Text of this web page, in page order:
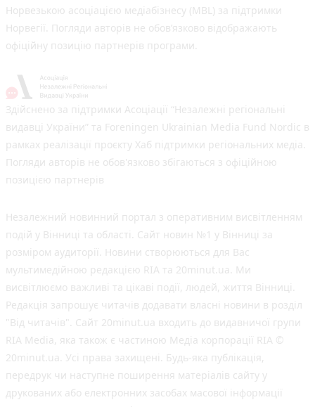
Норвезькою асоціацією медіабізнесу (MBL) за підтримки
Норвегії. Погляди авторів не обов’язково відображають
офіційну позицію партнерів програми.
Здійснено за підтримки Асоціації “Незалежні регіональні
видавці України” та Foreningen Ukrainian Media Fund Nordic в
рамках реалізації проєкту Хаб підтримки регіональних медіа.
Погляди авторів не обов'язково збігаються з офіційною
позицією партнерів
Незалежний новинний портал з оперативним висвітленням
подій у Вінниці та області. Сайт новин №1 у Вінниці за
розміром аудиторії. Новини створюються для Вас
мультимедійною редакцією RIA та 20minut.ua. Ми
висвітлюємо важливі та цікаві події, людей, життя Вінниці.
Редакція запрошує читачів додавати власні новини в розділ
"Від читачів". Сайт 20minut.ua входить до видавничої групи
RIA Media, яка також є частиною Медіа корпорації RIA ©
20minut.ua. Усі права захищені. Будь-яка публiкацiя,
передрук чи наступне поширення матеріалів сайту у
друкованих або електронних засобах масової інформації